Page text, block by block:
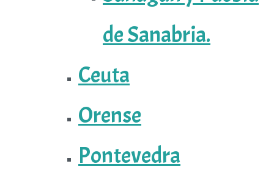
de Sanabria.
Ceuta
Orense
Pontevedra